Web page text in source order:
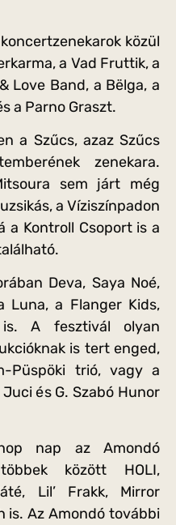
közül
a Vad Fruttik, a
Love Band, a Bëlga, a
a Parno Graszt.
a Szűcs, azaz Szűcs
zenekara.
sem járt még
a Víziszínpadon
a Kontroll Csoport is a
Deva, Saya Noé,
Luna, a Flanger Kids,
A fesztivál olyan
is tert enged,
Püspöki trió, vagy a
és G. Szabó Hunor
nap az Amondó
között HOLI,
Lil’ Frakk, Mirror
is. Az Amondó további